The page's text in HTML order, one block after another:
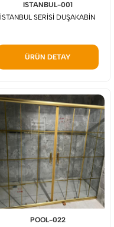
ISTANBUL-001
İSTANBUL SERİSİ DUŞAKABİN
ÜRÜN DETAY
POOL-022